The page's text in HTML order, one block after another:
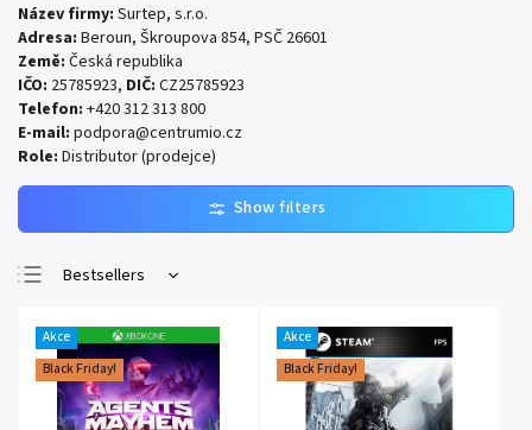
Název firmy: Surtep, s.r.o.
Adresa: Beroun, Škroupova 854, PSČ 26601
Země: Česká republika
IČO: 25785923, DIČ: CZ25785923
Telefon: +420 312 313 800
E-mail: podpora@centrumio.cz
Role: Distributor (prodejce)
Bestsellers
Most expensive
Alphabetically
Akce
Black Friday!
Akce
Black Friday!